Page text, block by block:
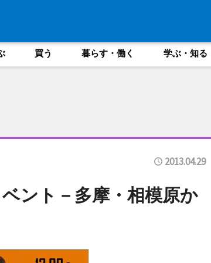
買う 暮らす・働く 学ぶ・知る
2013.04.29
ント－多摩・相模原か